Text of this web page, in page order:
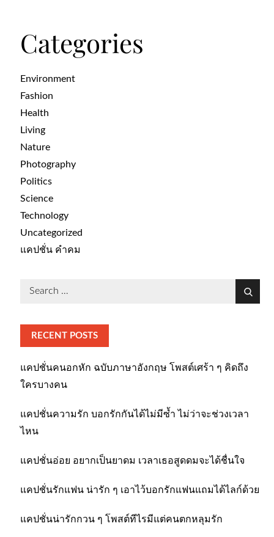
Categories
Environment
Fashion
Health
Living
Nature
Photography
Politics
Science
Technology
Uncategorized
แคปชั่น คำคม
Search
Search
RECENT POSTS
แคปชั่นคนอกหัก ฉบับภาษาอังกฤษ โพสต์เศร้า ๆ คิดถึง
ใครบางคน
แคปชั่นความรัก บอกรักกันได้ไม่มีซ้ำ ไม่ว่าจะช่วงเวลา
ไหน
แคปชั่นอ่อย อยากเป็นยาดม เวลาเธอสูดดมจะได้ชื่นใจ
แคปชั่นรักแฟน น่ารัก ๆ เอาไว้บอกรักแฟนแถมได้ไลก์ด้วย
แคปชั่นน่ารักกวน ๆ โพสต์ทีไรมีแต่คนตกหลุมรัก